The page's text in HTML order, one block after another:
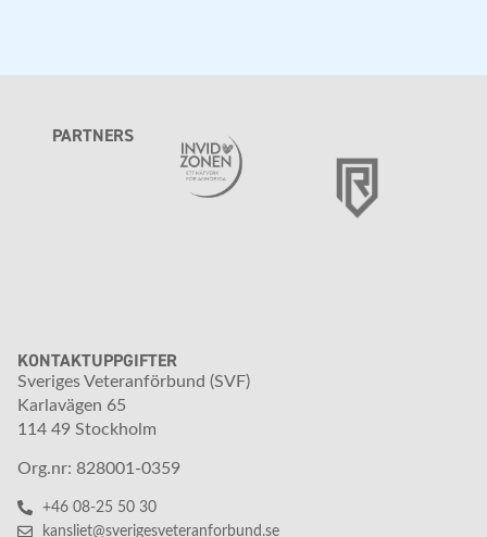
PARTNERS
KONTAKTUPPGIFTER
Sveriges Veteranförbund (SVF)
Karlavägen 65
114 49 Stockholm
Org.nr: 828001-0359
+46 08-25 50 30
kansliet@sverigesveteranforbund.se